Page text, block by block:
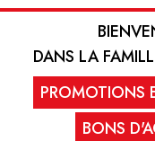
BIENVENUE
DANS LA FAMILLE
PROMOTIONS
BONS D'ACHAT